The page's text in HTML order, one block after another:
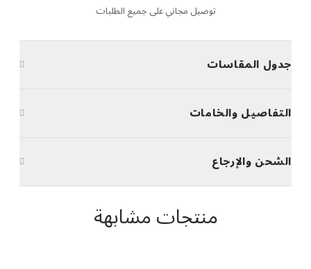
توصيل مجاني على جميع الطلبات
جدول المقاسات
التفاصيل والخامات
الشحن والإرجاع
منتجات مشابهة